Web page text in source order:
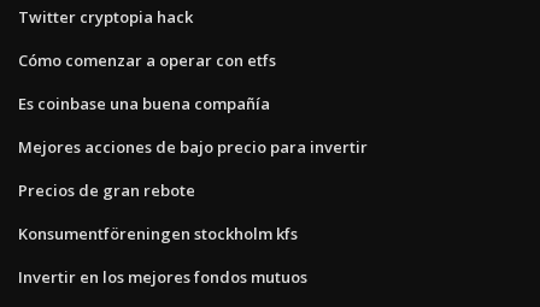
Twitter cryptopia hack
Cómo comenzar a operar con etfs
Es coinbase una buena compañía
Mejores acciones de bajo precio para invertir
Precios de gran rebote
Konsumentföreningen stockholm kfs
Invertir en los mejores fondos mutuos